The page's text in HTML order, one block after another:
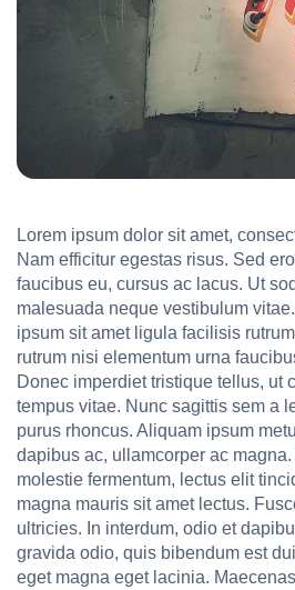
Lorem ipsum dolor sit amet,
Nam efficitur egestas risus. Sed
faucibus eu, cursus ac lacus. Ut
malesuada neque vestibulum
ipsum sit amet ligula facilisis
rutrum nisi elementum urna
Donec imperdiet tristique tellus, ut
tempus vitae. Nunc sagittis sem a
purus rhoncus. Aliquam ipsum
dapibus ac, ullamcorper ac
molestie fermentum, lectus elit
magna mauris sit amet lectus.
ultricies. In interdum, odio et
gravida odio, quis bibendum est
eget magna eget lacinia.